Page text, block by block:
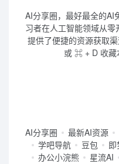
AI分享圈，最好最全的AI
习者在人工智能领域从
提供了便捷的资源获取
或 ⌘ + D 收藏
AI分享圈 最新AI资源
学吧导航
豆包 即
办公小浣熊
星流AI